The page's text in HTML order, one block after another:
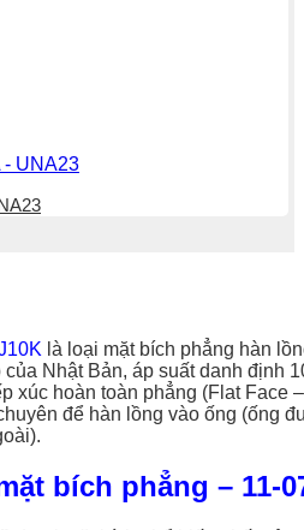
là loại mặt bích phẳng hàn
Nhật Bản, áp suất danh định
xúc hoàn toàn phẳng (Flat
để hàn lồng vào ống (ống
bích phẳng – 11-